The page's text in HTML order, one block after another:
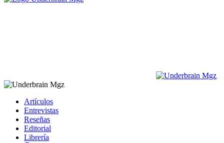
Artículos
Entrevistas
Reseñas
Editorial
Librería